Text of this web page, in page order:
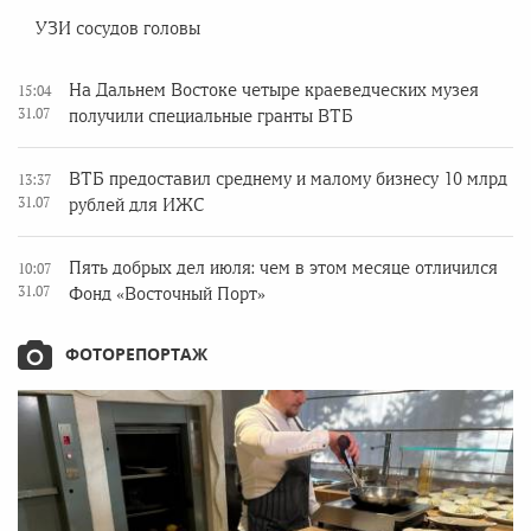
УЗИ сосудов головы
15:04
31.07
На Дальнем Востоке четыре краеведческих музея
получили специальные гранты ВТБ
13:37
31.07
ВТБ предоставил среднему и малому бизнесу 10 млрд
рублей для ИЖС
10:07
31.07
Пять добрых дел июля: чем в этом месяце отличился
Фонд «Восточный Порт»
ФОТОРЕПОРТАЖ